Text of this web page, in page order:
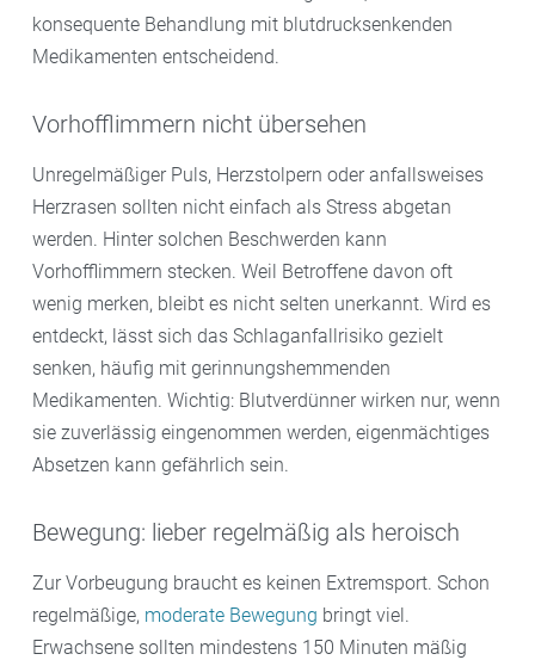
konsequente Behandlung mit blutdrucksenkenden
Medikamenten entscheidend.
Vorhofflimmern nicht übersehen
Unregelmäßiger Puls, Herzstolpern oder anfallsweises
Herzrasen sollten nicht einfach als Stress abgetan
werden. Hinter solchen Beschwerden kann
Vorhofflimmern stecken. Weil Betroffene davon oft
wenig merken, bleibt es nicht selten unerkannt. Wird es
entdeckt, lässt sich das Schlaganfallrisiko gezielt
senken, häufig mit gerinnungshemmenden
Medikamenten. Wichtig: Blutverdünner wirken nur, wenn
sie zuverlässig eingenommen werden, eigenmächtiges
Absetzen kann gefährlich sein.
Bewegung: lieber regelmäßig als heroisch
Zur Vorbeugung braucht es keinen Extremsport. Schon
regelmäßige, moderate Bewegung bringt viel.
Erwachsene sollten mindestens 150 Minuten mäßig